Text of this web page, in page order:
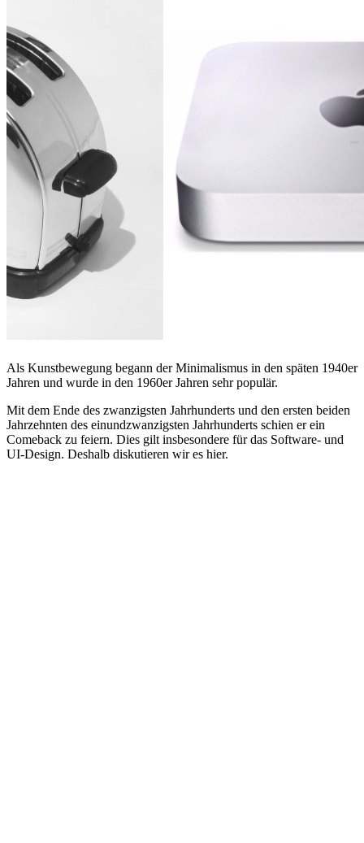
Als Kunstbewegung begann der Minimalismus in den späten 1940er
Jahren und wurde in den 1960er Jahren sehr populär.
Mit dem Ende des zwanzigsten Jahrhunderts und den ersten beiden
Jahrzehnten des einundzwanzigsten Jahrhunderts schien er ein
Comeback zu feiern. Dies gilt insbesondere für das Software- und
UI-Design. Deshalb diskutieren wir es hier.